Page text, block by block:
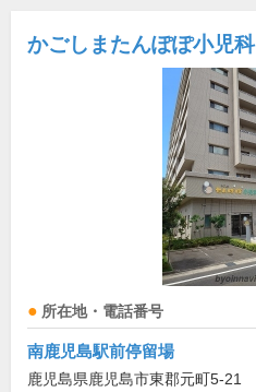
かごしまたんぽぽ小児科
所在地・電話番号
南鹿児島駅前停留場
鹿児島県鹿児島市東郡元町5-21